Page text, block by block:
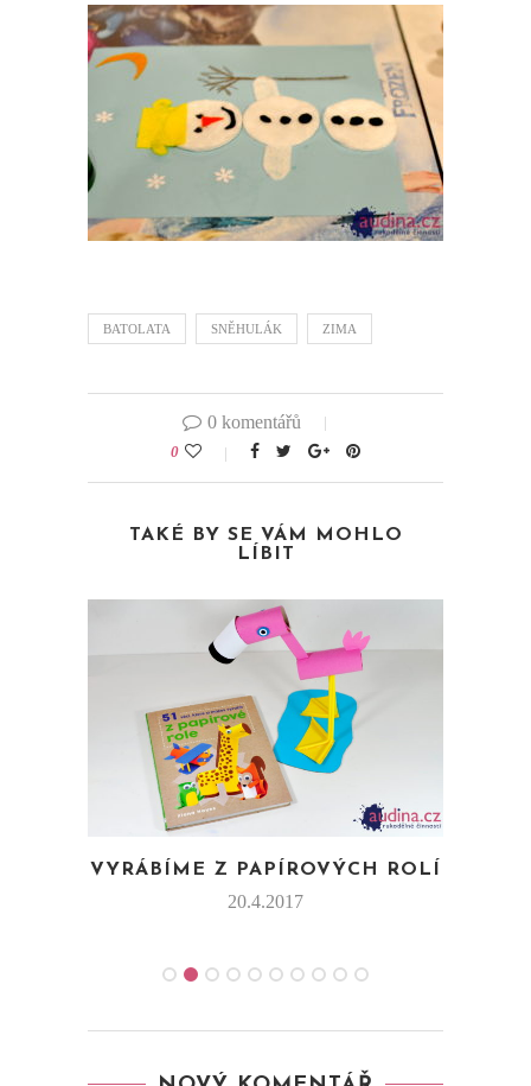
BATOLATA SNĚHULÁK ZIMA
0 komentářů
0
TAKÉ BY SE VÁM MOHLO
LÍBIT
VYRÁBÍME Z PAPÍROVÝCH ROLÍ
20.4.2017